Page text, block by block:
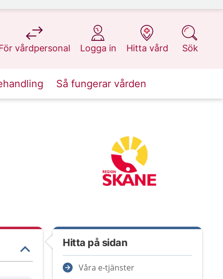
vårdpersonal
på 1177.se
Logga in
på 1177.se
Hitta vård
på 1177.se
Sök
på 1177.se
Så fungerar vården
Hitta på sidan
Våra e-tjänster